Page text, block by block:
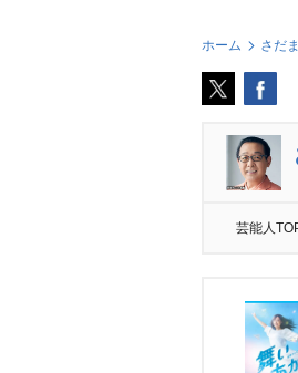
ホーム さだ
芸能人